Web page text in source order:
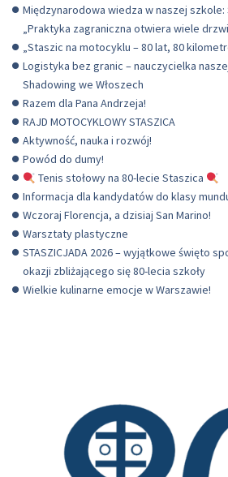
Międzynarodowa wiedza w naszej
„Praktyka zagraniczna otwiera wiele
„Staszic na motocyklu – 80 lat, 80
Logistyka bez granic – nauczycielka
Shadowing we Włoszech
Razem dla Pana Andrzeja!
RAJD MOTOCYKLOWY STASZICA
Aktywność, nauka i rozwój!
Powód do dumy!
Tenis stołowy na 80-lecie Staszica
Informacja dla kandydatów do klasy
Wczoraj Florencja, a dzisiaj San Marino!
Warsztaty plastyczne
STASZICJADA 2026 – wyjątkowe święto
okazji zbliżającego się 80-lecia szkoły
Wielkie kulinarne emocje w Warszawie!